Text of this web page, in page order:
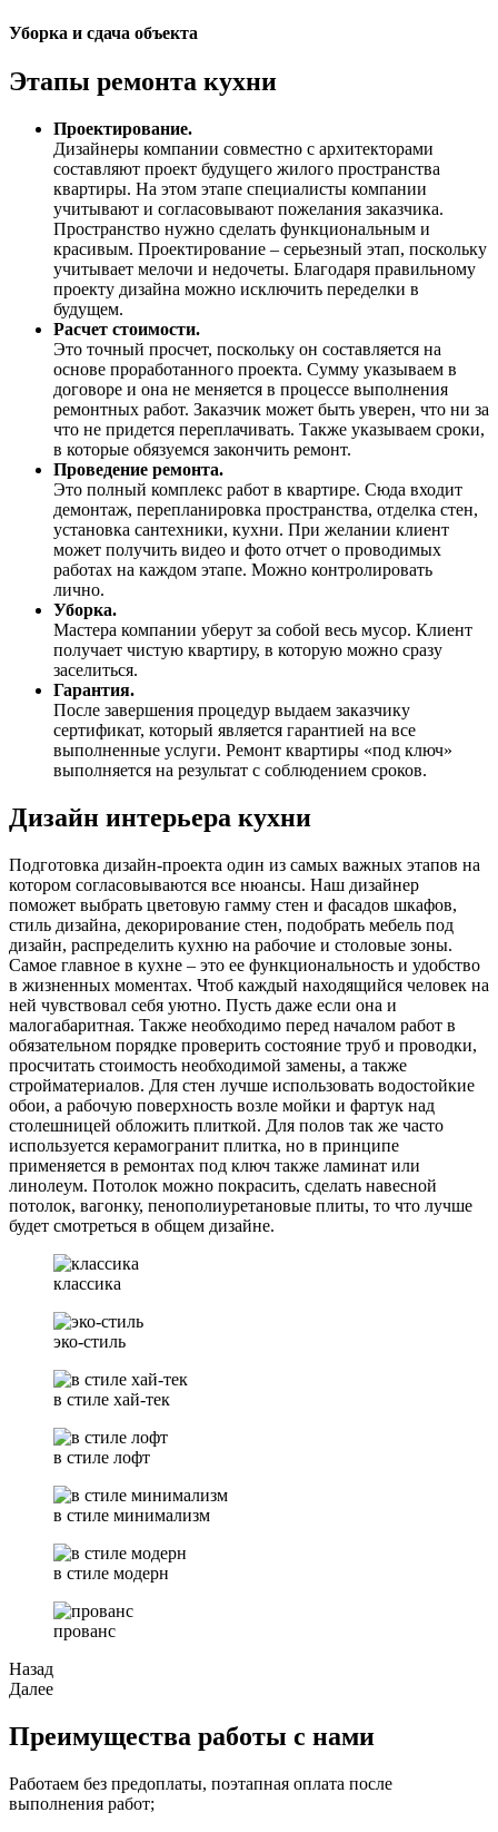
Уборка и сдача объекта
Этапы ремонта кухни
Проектирование.
Дизайнеры компании совместно с архитекторами
составляют проект будущего жилого пространства
квартиры. На этом этапе специалисты компании
учитывают и согласовывают пожелания заказчика.
Пространство нужно сделать функциональным и
красивым. Проектирование – серьезный этап, поскольку
учитывает мелочи и недочеты. Благодаря правильному
проекту дизайна можно исключить переделки в
будущем.
Расчет стоимости.
Это точный просчет, поскольку он составляется на
основе проработанного проекта. Сумму указываем в
договоре и она не меняется в процессе выполнения
ремонтных работ. Заказчик может быть уверен, что ни за
что не придется переплачивать. Также указываем сроки,
в которые обязуемся закончить ремонт.
Проведение ремонта.
Это полный комплекс работ в квартире. Сюда входит
демонтаж, перепланировка пространства, отделка стен,
установка сантехники, кухни. При желании клиент
может получить видео и фото отчет о проводимых
работах на каждом этапе. Можно контролировать
лично.
Уборка.
Мастера компании уберут за собой весь мусор. Клиент
получает чистую квартиру, в которую можно сразу
заселиться.
Гарантия.
После завершения процедур выдаем заказчику
сертификат, который является гарантией на все
выполненные услуги. Ремонт квартиры «под ключ»
выполняется на результат с соблюдением сроков.
Дизайн интерьера кухни
Подготовка дизайн-проекта один из самых важных этапов на
котором согласовываются все нюансы. Наш дизайнер
поможет выбрать цветовую гамму стен и фасадов шкафов,
стиль дизайна, декорирование стен, подобрать мебель под
дизайн, распределить кухню на рабочие и столовые зоны.
Самое главное в кухне – это ее функциональность и удобство
в жизненных моментах. Чтоб каждый находящийся человек на
ней чувствовал себя уютно. Пусть даже если она и
малогабаритная. Также необходимо перед началом работ в
обязательном порядке проверить состояние труб и проводки,
просчитать стоимость необходимой замены, а также
стройматериалов. Для стен лучше использовать водостойкие
обои, а рабочую поверхность возле мойки и фартук над
столешницей обложить плиткой. Для полов так же часто
используется керамогранит плитка, но в принципе
применяется в ремонтах под ключ также ламинат или
линолеум. Потолок можно покрасить, сделать навесной
потолок, вагонку, пенополиуретановые плиты, то что лучше
будет смотреться в общем дизайне.
классика
эко-стиль
в стиле хай-тек
в стиле лофт
в стиле минимализм
в стиле модерн
прованс
Назад
Далее
Преимущества работы с нами
Работаем без предоплаты, поэтапная оплата после
выполнения работ;